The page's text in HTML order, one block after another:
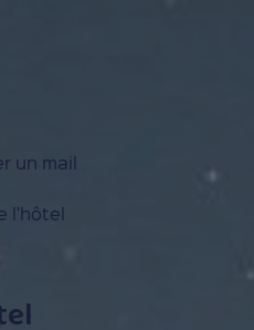
un mail
l'hôtel